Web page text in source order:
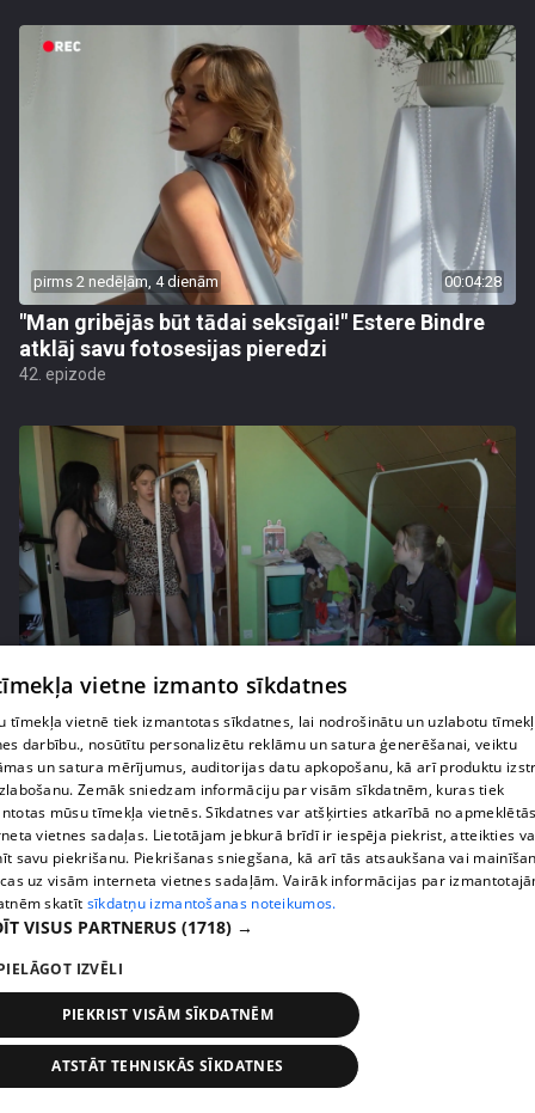
pirms 2 nedēļām, 4 dienām 00:04:28
"Man gribējās būt tādai seksīgai!" Estere Bindre
atklāj savu fotosesijas pieredzi
42. epizode
pirms 2 nedēļām, 5 dienām
"Bindru sievietēm viss ir pa spēkam!" Dāmas rāda
klasi, kā pabeigt iesāktos darbus
44. epizode
vietne izmanto sīkdatnes
tīmekļa vietnē tiek izmantotas sīkdatnes, lai nodrošinātu un uzlabotu
darbību., nosūtītu personalizētu reklāmu un satura ģenerēšanai, veiktu
un satura mērījumus, auditorijas datu apkopošanu, kā arī produktu
Zemāk sniedzam informāciju par visām sīkdatnēm, kuras tiek
mūsu tīmekļa vietnēs. Sīkdatnes var atšķirties atkarībā no
vietnes sadaļas. Lietotājam jebkurā brīdī ir iespēja piekrist, atteikties
savu piekrišanu. Piekrišanas sniegšana, kā arī tās atsaukšana vai
uz visām interneta vietnes sadaļām. Vairāk informācijas par
skatīt sīkdatņu izmantošanas noteikumos.
VISUS PARTNERUS (1718) →
IZVĒLI
PIEKRIST VISĀM SĪKDATNĒM
ATSTĀT TEHNISKĀS SĪKDATNES